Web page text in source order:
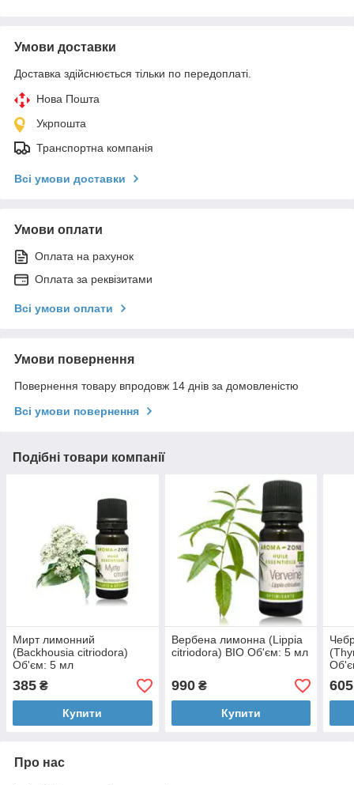
Умови доставки
Доставка здійснюється тільки по передоплаті.
Нова Пошта
Укрпошта
Транспортна компанія
Всі умови доставки
Умови оплати
Оплата на рахунок
Оплата за реквізитами
Всі умови оплати
Умови повернення
Повернення товару впродовж 14 днів за домовленістю
Всі умови повернення
Подібні товари компанії
Мирт лимонний
(Backhousia citriodora)
Об'єм: 5 мл
385 ₴
Купити
Вербена лимонна (Lippia
citriodora) BIO Об'єм: 5 мл
990₴
Купити
605
Про нас